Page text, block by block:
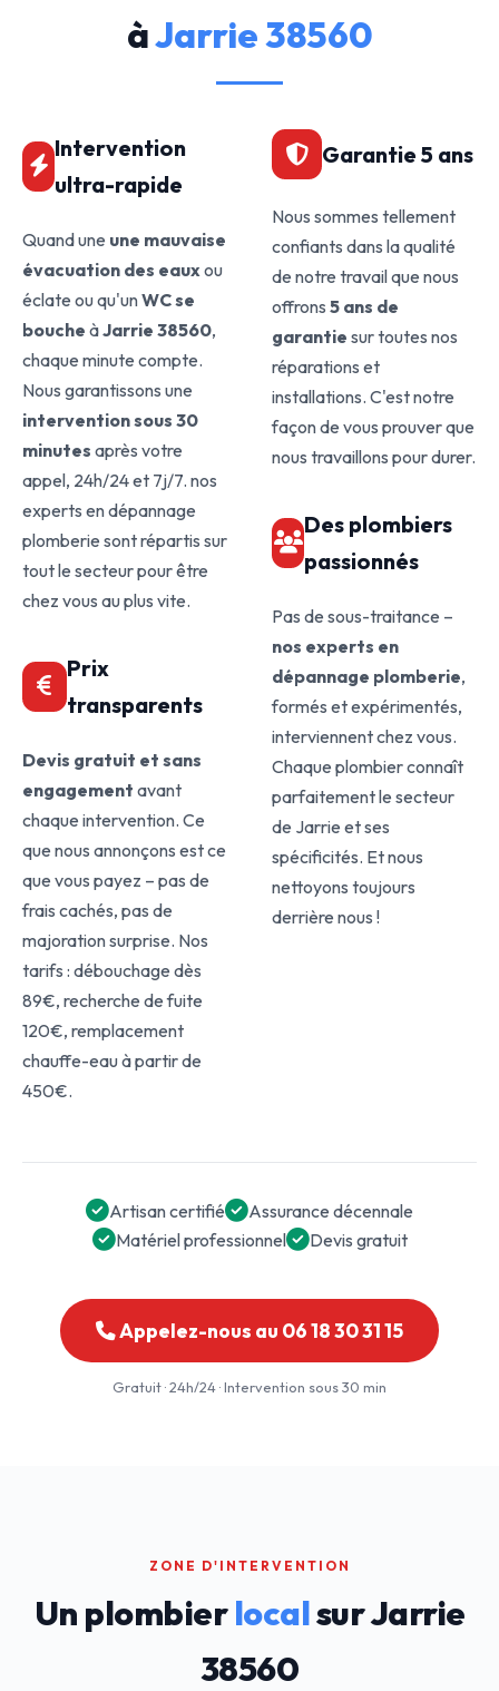
àJarrie 38560
Intervention
ultra-rapide
Quand une une mauvaise
évacuation des eauxou
éclate ou qu'unWC se
bouche àJarrie 38560,
chaque minute compte.
Nous garantissons une
intervention sous 30
minutes après votre
appel, 24h/24 et 7j/7. nos
experts en dépannage
plomberie sont répartis sur
tout le secteur pour être
chez vous au plus vite.
Prix
transparents
Devis gratuit et sans
engagement avant
chaque intervention. Ce
que nous annonçons est ce
que vous payez – pas de
frais cachés, pas de
majoration surprise. Nos
tarifs : débouchage dès
89€, recherche de fuite
120€, remplacement
chauffe-eau à partir de
450€.
Garantie 5 ans
Nous sommes tellement
confiants dans la qualité
de notre travail que nous
offrons 5 ans de
garantie sur toutes nos
réparations et
installations. C'est notre
façon de vous prouver que
nous travaillons pour durer.
Des plombiers
passionnés
Pas de sous-traitance –
nos experts en
dépannage plomberie,
formés et expérimentés,
interviennent chez vous.
Chaque plombier connaît
parfaitement le secteur
de Jarrie et ses
spécificités. Et nous
nettoyons toujours
derrière nous !
Artisan certifié
Assurance décennale
Matériel professionnel
Devis gratuit
Appelez-nous au 06 18 30 31 15
Gratuit · 24h/24 · Intervention sous 30 min
ZONE D'INTERVENTION
Un plombierlocalsur Jarrie
38560